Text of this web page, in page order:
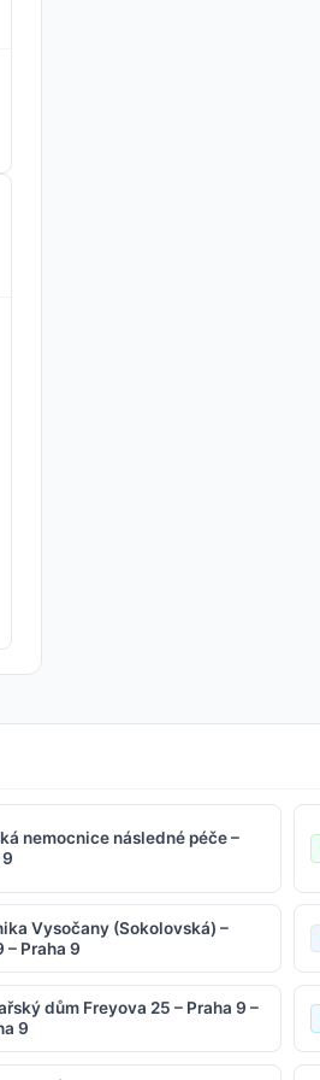
nemocnice následné péče –
Vysočany (Sokolovská) –
– Praha 9
dům Freyova 25 – Praha 9 –
9